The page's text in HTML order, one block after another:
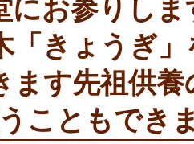
にお参りし
「きょうぎ
ます先祖供
こともでき